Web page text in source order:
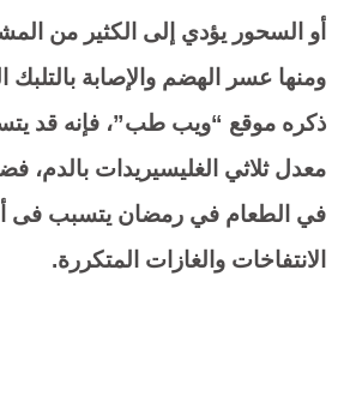
أو السحور يؤدي إلى الكثير من
ومنها عسر الهضم والإصابة
ذكره موقع “ويب طب”، فإنه قد
معدل ثلاثي الغليسيريدات بالدم،
في الطعام في رمضان يتسبب فى
الانتفاخات والغازات المتكررة.